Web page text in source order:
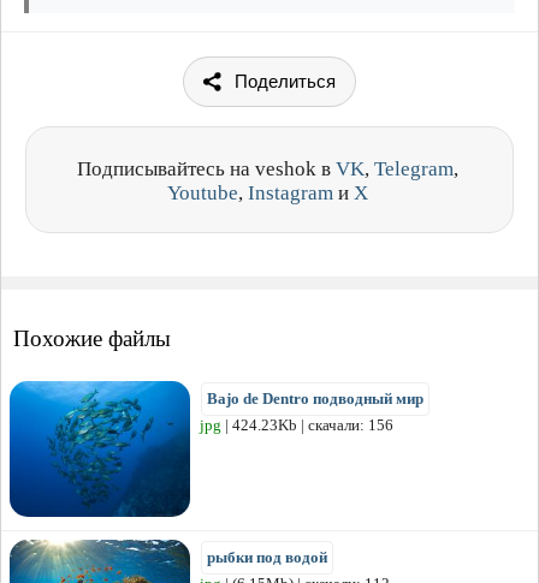
Поделиться
Подписывайтесь на veshok в VK, Telegram,
Youtube, Instagram и X
Похожие файлы
Bajo de Dentro подводный мир
jpg | 424.23Kb | скачали: 156
рыбки под водой